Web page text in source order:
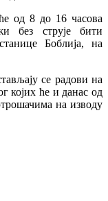
од 8 до 16 часова
без струје бити
Боблија, на
се радови на
којих ће и данас од
на изводу